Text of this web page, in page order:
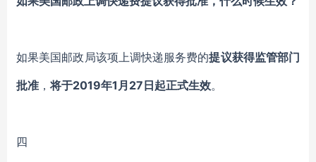
如果美国邮政局该项上调快递服务费的提议获得监管部门
批准 ，将于2019年1月27日起正式生效。
四